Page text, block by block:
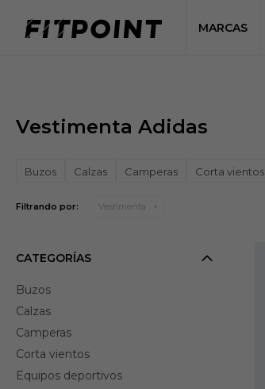
MARCAS
Vestimenta Adidas
Buzos Calzas Camperas Corta vientos
Filtrando por: Vestimenta
CATEGORÍAS
Buzos
Calzas
Camperas
Corta vientos
Equipos deportivos